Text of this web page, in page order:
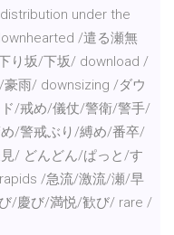
under the
/遣る瀬無
り坂/下坂/ download /
雨/ downsizing /ダウ
/戒め/儀仗/警衛/警手/
/警戒ぶり/縛め/番卒/
/ どんどん/ぱっと/す
/急流/激流/瀬/早
/慶び/満悦/歓び/ rare /